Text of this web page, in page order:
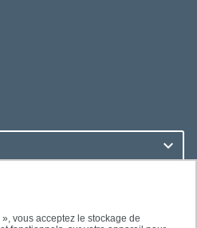
vous acceptez le stockage de